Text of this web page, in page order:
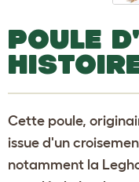
POULE
Cette poule,
issue d'un
notamment la